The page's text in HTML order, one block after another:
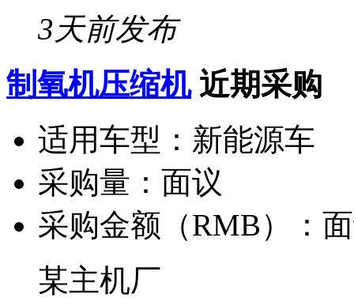
3天前发布
制氧机压缩机 近期采购
适用车型： 新能源车
采购量： 面议
采购金额（RMB）：
某主机厂